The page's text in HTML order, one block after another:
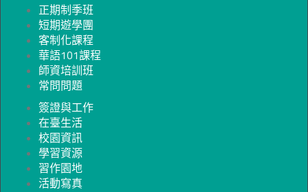
正期制季班
短期遊學團
客制化課程
華語101課程
師資培訓班
常問問題
簽證與工作
在臺生活
校園資訊
學習資源
習作園地
活動寫真